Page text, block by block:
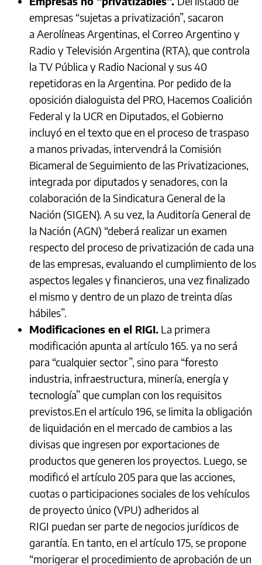
empresas “sujetas a privatización”, sacaron
a Aerolíneas Argentinas, el Correo Argentino y
Radio y Televisión Argentina (RTA), que controla
la TV Pública y Radio Nacional y sus 40
repetidoras en la Argentina. Por pedido de la
oposición dialoguista del PRO, Hacemos Coalición
Federal y la UCR en Diputados, el Gobierno
incluyó en el texto que en el proceso de traspaso
a manos privadas, intervendrá la Comisión
Bicameral de Seguimiento de las Privatizaciones,
integrada por diputados y senadores, con la
colaboración de la Sindicatura General de la
Nación (SIGEN). A su vez, la Auditoría General de
la Nación (AGN) “deberá realizar un examen
respecto del proceso de privatización de cada una
de las empresas, evaluando el cumplimiento de los
aspectos legales y financieros, una vez finalizado
el mismo y dentro de un plazo de treinta días
hábiles”.
Modificaciones en el RIGI. La primera
modificación apunta al artículo 165. ya no será
para “cualquier sector”, sino para “foresto
industria, infraestructura, minería, energía y
tecnología” que cumplan con los requisitos
previstos.En el artículo 196, se limita la obligación
de liquidación en el mercado de cambios a las
divisas que ingresen por exportaciones de
productos que generen los proyectos. Luego, se
modificó el artículo 205 para que las acciones,
cuotas o participaciones sociales de los vehículos
de proyecto único (VPU) adheridos al
RIGI puedan ser parte de negocios jurídicos de
garantía. En tanto, en el artículo 175, se propone
“morigerar el procedimiento de aprobación de un